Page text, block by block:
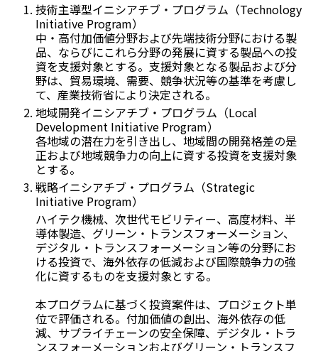
技術主導型イニシアチブ・プログラム（Technology
Initiative Program）
中・高付加価値分野および先端技術分野における製
品、ならびにこれら分野の発展に資する製品への投
資を支援対象とする。支援対象となる製品および分
野は、貿易環境、需要、競争状況等の基準を考慮し
て、産業技術省により決定される。
地域開発イニシアチブ・プログラム（Local
Development Initiative Program）
各地域の潜在力を引き出し、地域間の開発格差の是
正および地域競争力の向上に資する投資を支援対象
とする。
戦略イニシアチブ・プログラム（Strategic
Initiative Program）
ハイテク機械、次世代モビリティー、高度材料、半
導体製造、グリーン・トランスフォーメーション、
デジタル・トランスフォーメーション等の分野にお
ける投資で、海外依存の低減および国際競争力の強
化に資するものを支援対象とする。
本プログラムに基づく投資案件は、プロジェクト単
位で評価される。付加価値の創出、海外依存の低
減、サプライチェーンの安全保障、デジタル・トラ
ンスフォーメーションおよびグリーン・トランスフ